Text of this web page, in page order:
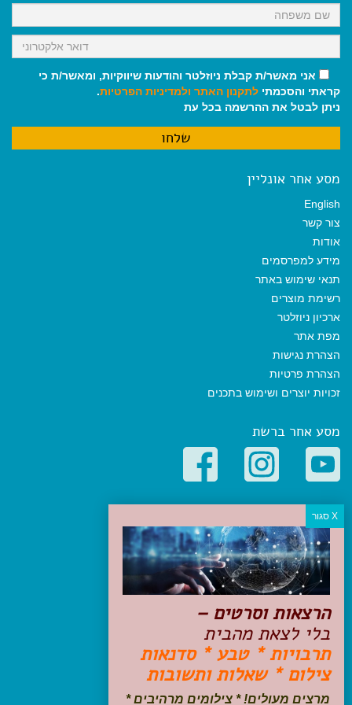
אני מאשר/ת קבלת ניוזלטר והודעות שיווקיות, ומאשר/ת כי
קראתי והסכמתי לתקנון האתר ולמדיניות הפרטיות.
ניתן לבטל את ההרשמה בכל עת
מסע אחר אונליין
English
צור קשר
אודות
מידע למפרסמים
תנאי שימוש באתר
רשימת מוצרים
ארכיון ניוזלטר
מפת אתר
הצהרת נגישות
הצהרת פרטיות
זכויות יוצרים ושימוש בתכנים
מסע אחר ברשת
קטגוריות פופולריות
יעדים
טיולים בישראל
מלונות בוטיק בישראל
טיפים והמלצות
הכנות לנסיעה
טיולי ג'יפים
טיולים עם ילדים
שייט, הפלגות, קרוזים
הרצאות וסרטים –
בלי לצאת מהבית
תרבויות * טבע * סדנאות
צילום * שאלות ותשובות
מרצים מעולים! * צילומים מרהיבים *